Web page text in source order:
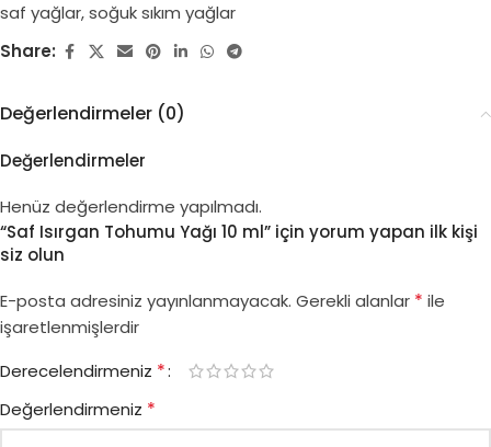
saf yağlar,soğuk sıkım yağlar
Share:
Değerlendirmeler (0)
Değerlendirmeler
Henüz değerlendirme yapılmadı.
“Saf Isırgan Tohumu Yağı 10 ml” için yorum yapan ilk kişi
siz olun
E-posta adresiniz yayınlanmayacak. Gerekli alanlar * ile
işaretlenmişlerdir
Derecelendirmeniz *
Değerlendirmeniz *